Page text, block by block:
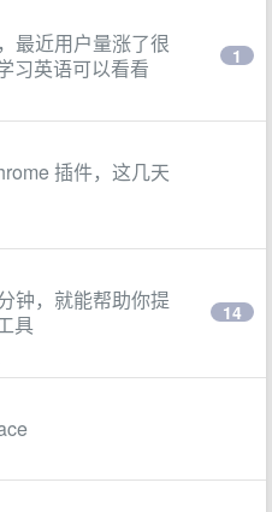
最近用户量涨了很
习英语可以看看
1
插件，这几天
钟，就能帮助你提
具
14